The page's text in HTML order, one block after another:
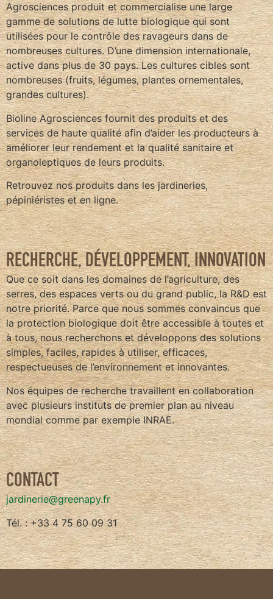
Agrosciences produit et commercialise une large
gamme de solutions de lutte biologique qui sont
utilisées pour le contrôle des ravageurs dans de
nombreuses cultures. D’une dimension internationale,
active dans plus de 30 pays. Les cultures cibles sont
nombreuses (fruits, légumes, plantes ornementales,
grandes cultures).
Bioline Agrosciences fournit des produits et des
services de haute qualité afin d’aider les producteurs à
améliorer leur rendement et la qualité sanitaire et
organoleptiques de leurs produits.
Retrouvez nos produits dans les jardineries,
pépiniéristes et en ligne.
RECHERCHE, DÉVELOPPEMENT, INNOVATION
Que ce soit dans les domaines de l’agriculture, des
serres, des espaces verts ou du grand public, la R&D est
notre priorité. Parce que nous sommes convaincus que
la protection biologique doit être accessible à toutes et
à tous, nous recherchons et développons des solutions
simples, faciles, rapides à utiliser, efficaces,
respectueuses de l’environnement et innovantes.
Nos équipes de recherche travaillent en collaboration
avec plusieurs instituts de premier plan au niveau
mondial comme par exemple INRAE.
CONTACT
jardinerie@greenapy.fr
Tél. : +33 4 75 60 09 31